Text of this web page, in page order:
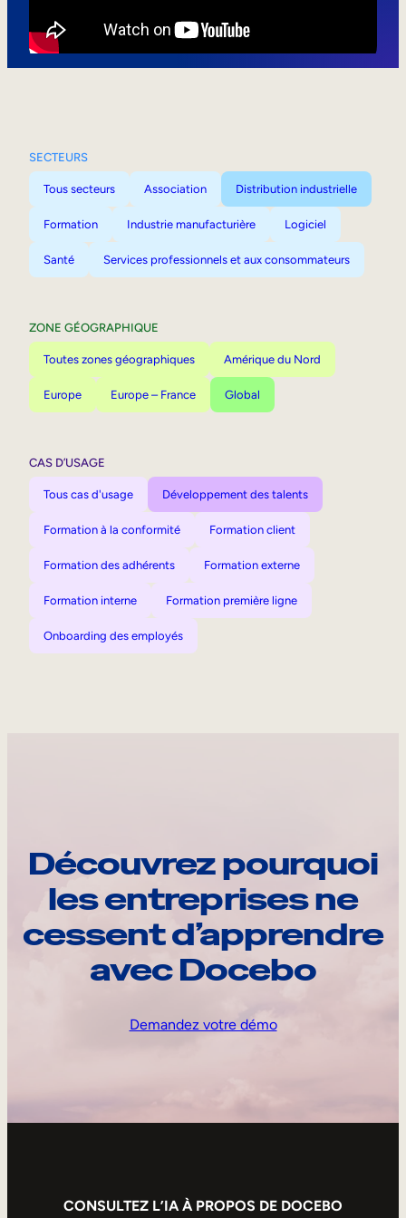
SECTEURS
Tous secteurs Association Distribution industrielle
Formation Industrie manufacturière Logiciel
Santé Services professionnels et aux consommateurs
ZONE GÉOGRAPHIQUE
Toutes zones géographiques Amérique du Nord
Europe Europe – France Global
CAS D’USAGE
Tous cas d'usage Développement des talents
Formation à la conformité Formation client
Formation des adhérents Formation externe
Formation interne Formation première ligne
Onboarding des employés
Découvrez pourquoi
les entreprises ne
cessent d’apprendre
avec Docebo
Demandez votre démo
CONSULTEZ L’IA À PROPOS DE DOCEBO